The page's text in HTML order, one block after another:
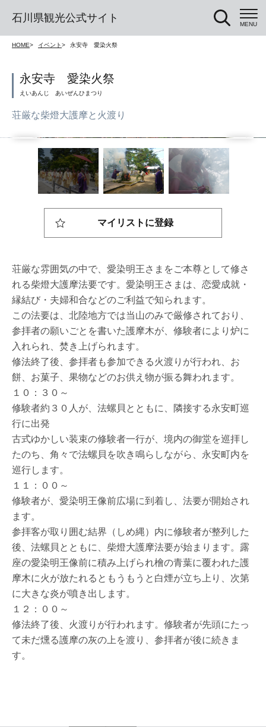
石川県観光公式サイト MENU
HOME イベント 永安寺 愛染火祭
永安寺 愛染火祭
荘厳な柴燈大護摩と火渡り
荘厳な雰囲気の中で、愛染明王さまをご本尊として修さ
れる柴燈大護摩法要です。愛染明王さまは、恋愛成就・
縁結び・夫婦和合などのご利益で知られます。
この法要は、北陸地方では当山のみで厳修されており、
参拝者の願いごとを書いた護摩木が、修験者により炉に
入れられ、焚き上げられます。
修法終了後、参拝者も参加できる火渡りが行われ、お
餅、お菓子、果物などのお供え物が振る舞われます。
１０：３０～
修験者約３０人が、法螺貝とともに、隣接する永安町巡
行に出発
古式ゆかしい装束の修験者一行が、境内の御堂を巡拝し
たのち、角々で法螺貝を吹き鳴らしながら、永安町内を
巡行します。
１１：００～
修験者が、愛染明王像前広場に到着し、法要が開始され
ます。
参拝客が取り囲む結界（しめ縄）内に修験者が整列した
後、法螺貝とともに、柴燈大護摩法要が始まります。露
座の愛染明王像前に積み上げられ檜の青葉に覆われた護
摩木に火が放たれるともうもうと白煙が立ち上り、次第
に大きな炎が噴き出します。
１２：００～
修法終了後、火渡りが行われます。修験者が先頭にたっ
て未だ燻る護摩の灰の上を渡り、参拝者が後に続きま
す。
マイリストに登録